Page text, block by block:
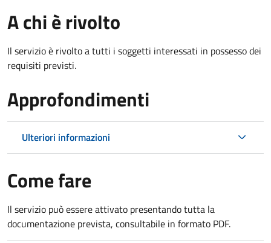
A chi è rivolto
Il servizio è rivolto a tutti i soggetti interessati in possesso dei
requisiti previsti.
Approfondimenti
Ulteriori informazioni
Come fare
Il servizio può essere attivato presentando tutta la
documentazione prevista, consultabile in formato PDF.